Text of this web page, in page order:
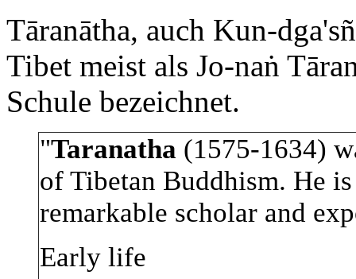
Tāranātha, auch Kun-
Tibet meist als Jo-naṅ
Schule bezeichnet.
"Taranatha (1575-1634)
of Tibetan Buddhism. He
remarkable scholar and
Early life